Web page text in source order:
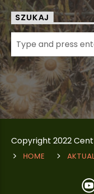
SZUKAJ
Copyright 2022
HOME